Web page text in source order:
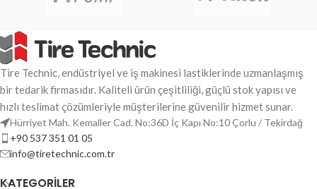
Tire Technic, endüstriyel ve iş makinesi lastiklerinde uzmanlaşmış
bir tedarik firmasıdır. Kaliteli ürün çeşitliliği, güçlü stok yapısı ve
hızlı teslimat çözümleriyle müşterilerine güvenilir hizmet sunar.
Hürriyet Mah. Kemaller Cad. No:36D İç Kapı No:10 Çorlu / Tekirdağ
+90 537 351 01 05
info@tiretechnic.com.tr
KATEGORILER